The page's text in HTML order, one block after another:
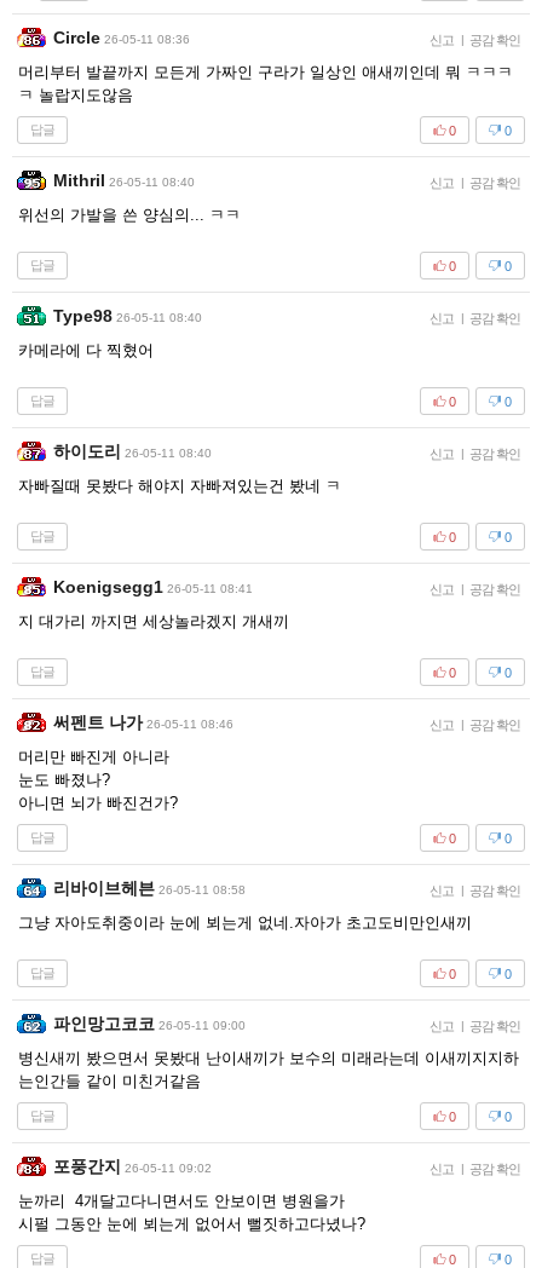
Circle 26-05-11 08:36 신고 | 공감 확인
머리부터 발끝까지 모든게 가짜인 구라가 일상인 애새끼인데 뭐 ㅋㅋㅋ
ㅋ 놀랍지도않음
답글 0
0
Mithril 26-05-11 08:40 신고 | 공감 확인
위선의 가발을 쓴 양심의... ㅋㅋ
답글 0
0
Type98 26-05-11 08:40 신고 | 공감 확인
카메라에 다 찍혔어
답글 0
0
하이도리 26-05-11 08:40 신고 | 공감 확인
자빠질때 못봤다 해야지 자빠져있는건 봤네 ㅋ
답글 0
0
Koenigsegg1 26-05-11 08:41 신고 | 공감 확인
지 대가리 까지면 세상놀라겠지 개새끼
답글 0
0
써펜트 나가 26-05-11 08:46 신고 | 공감 확인
머리만 빠진게 아니라
눈도 빠졌나?
아니면 뇌가 빠진건가?
답글 0
0
리바이브헤븐 26-05-11 08:58 신고 | 공감 확인
그냥 자아도취중이라 눈에 뵈는게 없네.자아가 초고도비만인새끼
답글 0
0
파인망고코코 26-05-11 09:00 신고 | 공감 확인
병신새끼 봤으면서 못봤대 난이새끼가 보수의 미래라는데 이새끼지지하
는인간들 같이 미친거같음
답글 0
0
포풍간지 26-05-11 09:02 신고 | 공감 확인
눈까리 4개달고다니면서도 안보이면 병원을가
시펄 그동안 눈에 뵈는게 없어서 뻘짓하고다녔나?
답글 0
0